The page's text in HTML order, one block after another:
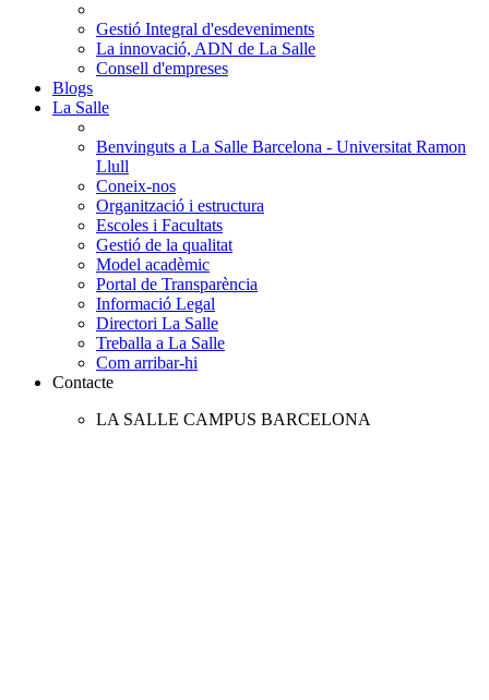
Gestió Integral d'esdeveniments
La innovació, ADN de La Salle
Consell d'empreses
Blogs
La Salle
Benvinguts a La Salle Barcelona - Universitat Ramon
Llull
Coneix-nos
Organització i estructura
Escoles i Facultats
Gestió de la qualitat
Model acadèmic
Portal de Transparència
Informació Legal
Directori La Salle
Treballa a La Salle
Com arribar-hi
Contacte
LA SALLE CAMPUS BARCELONA